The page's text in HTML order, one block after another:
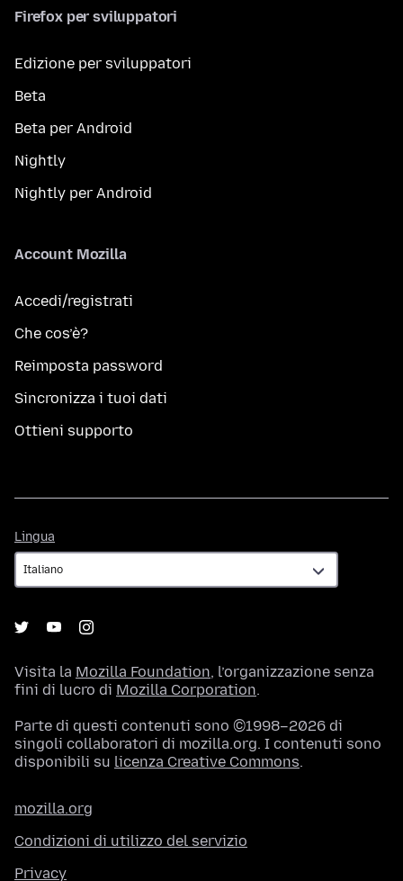
Firefox per sviluppatori
Edizione per sviluppatori
Beta
Beta per Android
Nightly
Nightly per Android
Account Mozilla
Accedi/registrati
Che cos’è?
Reimposta password
Sincronizza i tuoi dati
Ottieni supporto
Lingua
Visita la Mozilla Foundation, l’organizzazione senza
fini di lucro di Mozilla Corporation.
Parte di questi contenuti sono ©1998–2026 di
singoli collaboratori di mozilla.org. I contenuti sono
disponibili su licenza Creative Commons.
mozilla.org
Condizioni di utilizzo del servizio
Privacy